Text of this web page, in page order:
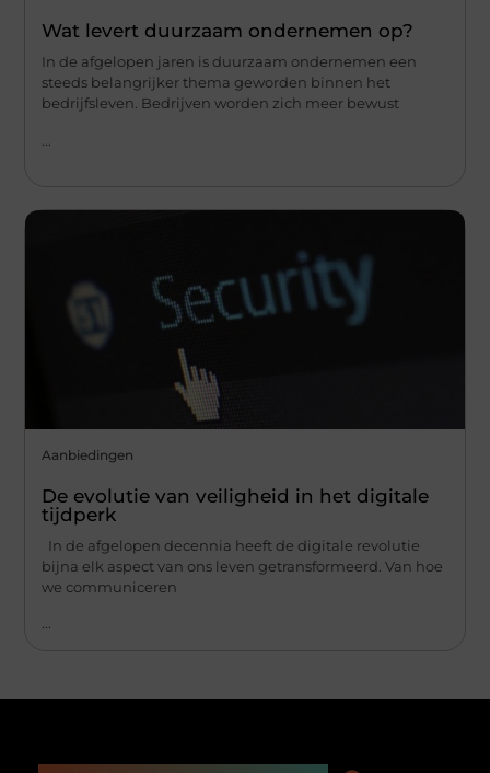
Wat levert duurzaam ondernemen op?
In de afgelopen jaren is duurzaam ondernemen een
steeds belangrijker thema geworden binnen het
bedrijfsleven. Bedrijven worden zich meer bewust
Aanbiedingen
De evolutie van veiligheid in het digitale
tijdperk
In de afgelopen decennia heeft de digitale revolutie
bijna elk aspect van ons leven getransformeerd. Van hoe
we communiceren